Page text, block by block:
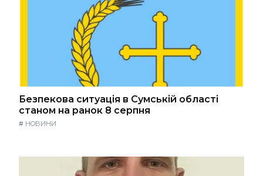
Безпекова ситуація в Сумській області
станом на ранок 8 серпня
# НОВИНИ